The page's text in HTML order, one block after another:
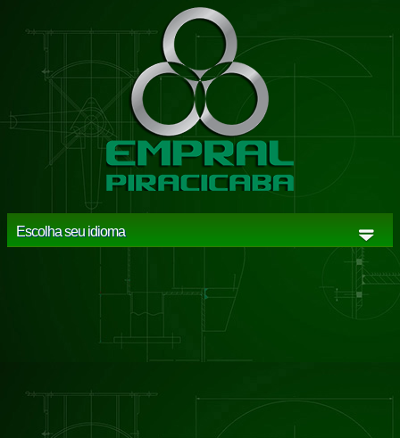
Escolha seu idioma